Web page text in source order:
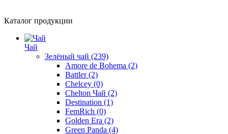
Каталог продукции
Чай
Зелёный чай (239)
Amore de Bohema (2)
Battler(2)
Chelcey (0)
Chelton Чай (2)
Destination (1)
FemRich (0)
Golden Era (2)
Green Panda (4)